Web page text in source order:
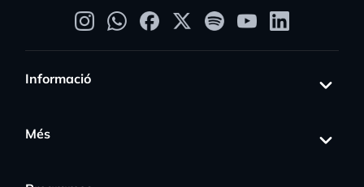
Informació
Més